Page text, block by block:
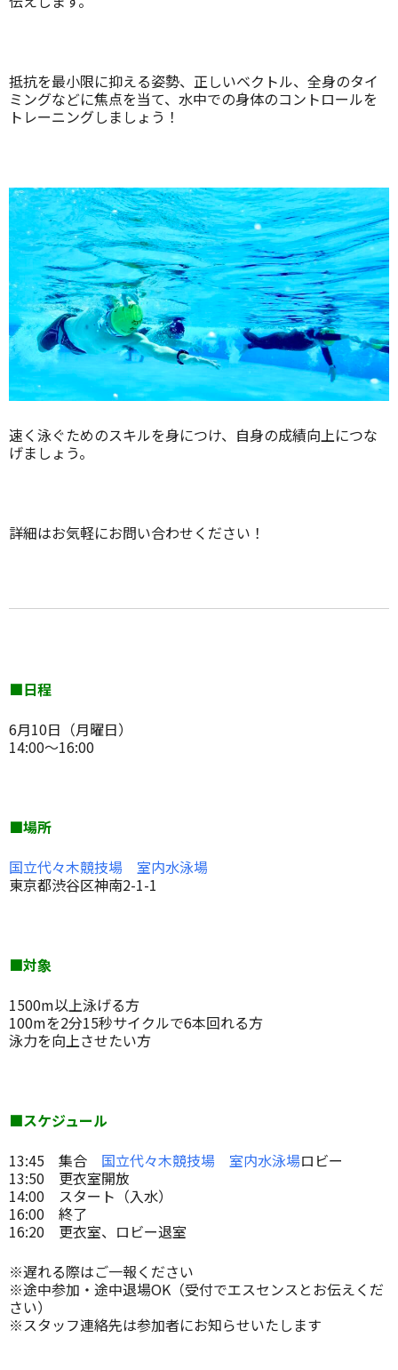
抵抗を最小限に抑える姿勢、正しいベクトル、全身のタイ
ミングなどに焦点を当て、水中での身体のコントロールを
トレーニングしましょう！
速く泳ぐためのスキルを身につけ、自身の成績向上につな
げましょう。
詳細はお気軽にお問い合わせください！
■日程
6月10日（月曜日）
14:00～16:00
■場所
国立代々木競技場 室内水泳場
東京都渋谷区神南2-1-1
■対象
1500m以上泳げる方
100mを2分15秒サイクルで6本回れる方
泳力を向上させたい方
■スケジュール
13:45 集合 国立代々木競技場 室内水泳場ロビー
13:50 更衣室開放
14:00 スタート（入水）
16:00 終了
16:20 更衣室、ロビー退室
※遅れる際はご一報ください
※途中参加・途中退場OK（受付でエスセンスとお伝えくだ
さい）
※スタッフ連絡先は参加者にお知らせいたします